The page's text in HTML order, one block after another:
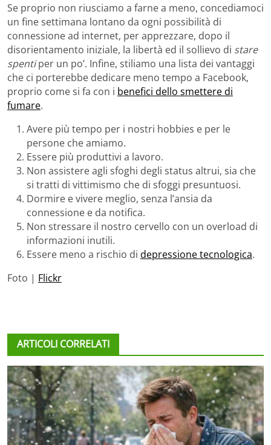
Se proprio non riusciamo a farne a meno, concediamoci
un fine settimana lontano da ogni possibilità di
connessione ad internet, per apprezzare, dopo il
disorientamento iniziale, la libertà ed il sollievo di stare
spentiper un po’. Infine, stiliamo una lista dei vantaggi
che ci porterebbe dedicare meno tempo a Facebook,
proprio come si fa con i benefici dello smettere di
fumare.
Avere più tempo per i nostri hobbies e per le
persone che amiamo.
Essere più produttivi a lavoro.
Non assistere agli sfoghi degli status altrui, sia che
si tratti di vittimismo che di sfoggi presuntuosi.
Dormire e vivere meglio, senza l’ansia da
connessione e da notifica.
Non stressare il nostro cervello con un overload di
informazioni inutili.
Essere meno a rischio di depressione tecnologica.
Foto | Flickr
ARTICOLI CORRELATI